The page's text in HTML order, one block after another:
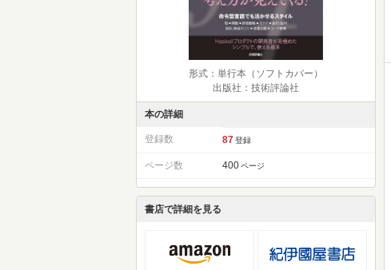
形式：単行本（ソフトカバー）
出版社：技術評論社
本の詳細
登録数 87 登録
ページ数 400 ページ
書店で詳細を見る